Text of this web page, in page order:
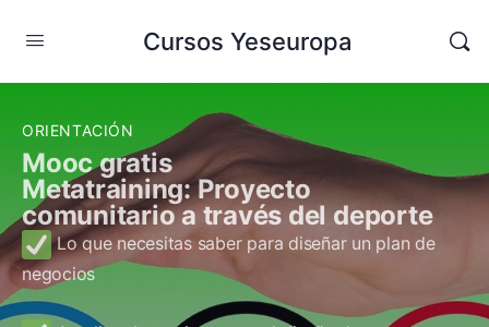
Cursos Yeseuropa
ORIENTACIÓN
Mooc gratis
Metatraining: Proyecto
comunitario a través del deporte
Lo que necesitas saber para diseñar un plan de
negocios